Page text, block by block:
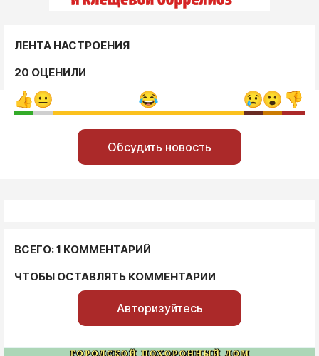
ЛЕНТА НАСТРОЕНИЯ
20 ОЦЕНИЛИ
Обсудить новость
ВСЕГО: 1 КОММЕНТАРИЙ
ЧТОБЫ ОСТАВЛЯТЬ КОММЕНТАРИИ
Авторизуйтесь